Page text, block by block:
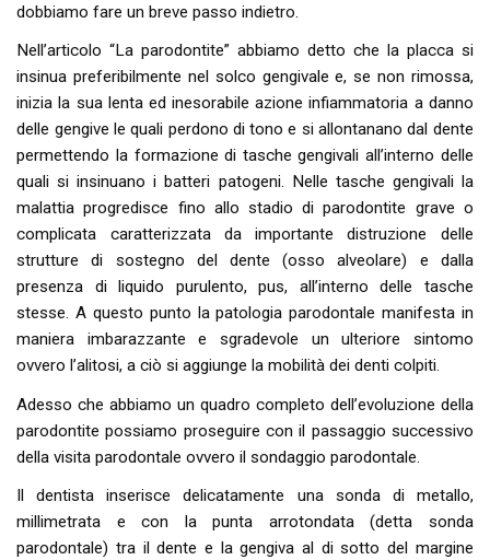
dobbiamo fare un breve passo indietro.
Nell’articolo “La parodontite” abbiamo detto che la placca si
insinua preferibilmente nel solco gengivale e, se non rimossa,
inizia la sua lenta ed inesorabile azione infiammatoria a danno
delle gengive le quali perdono di tono e si allontanano dal dente
permettendo la formazione di tasche gengivali all’interno delle
quali si insinuano i batteri patogeni. Nelle tasche gengivali la
malattia progredisce fino allo stadio di parodontite grave o
complicata caratterizzata da importante distruzione delle
strutture di sostegno del dente (osso alveolare) e dalla
presenza di liquido purulento, pus, all’interno delle tasche
stesse. A questo punto la patologia parodontale manifesta in
maniera imbarazzante e sgradevole un ulteriore sintomo
ovvero l’alitosi, a ciò si aggiunge la mobilità dei denti colpiti.
Adesso che abbiamo un quadro completo dell’evoluzione della
parodontite possiamo proseguire con il passaggio successivo
della visita parodontale ovvero il sondaggio parodontale.
Il dentista inserisce delicatamente una sonda di metallo,
millimetrata e con la punta arrotondata (detta sonda
parodontale) tra il dente e la gengiva al di sotto del margine